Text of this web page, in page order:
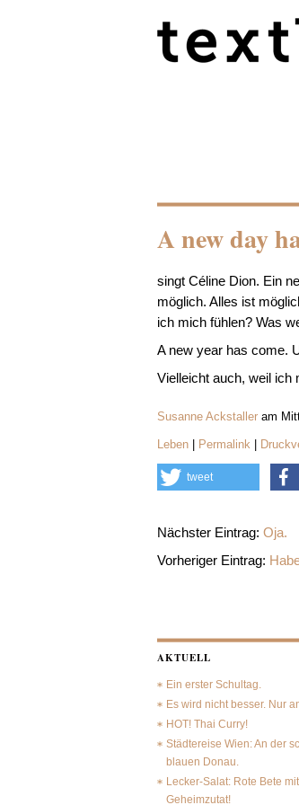
A new day
singt Céline Dion. Ein
möglich. Alles ist
ich mich fühlen? Was
A new year has come.
Vielleicht auch, weil ich
Susanne Ackstalleram
Leben Permalink|
tweet
Nächster Eintrag: Oja.
Vorheriger Eintrag:
AKTUELL
Ein erster Schultag.
Es wird nicht besser. Nur
HOT! Thai Curry!
Städtereise Wien: An der
blauen Donau.
Lecker-Salat: Rote Bete mit
Geheimzutat!